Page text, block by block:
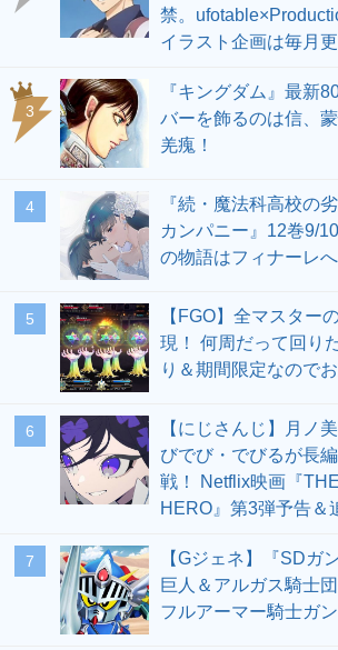
禁。
イラスト企画は毎月
3
『キングダム』最新
バーを飾るのは信、
羌瘣！
4
『続・魔法科高校の
カンパニー』12巻9/
の物語はフィナーレ
5
【FGO】全マスター
現！ 何周だって回り
り＆期間限定なので
6
【にじさんじ】月ノ
びでび・でびるが長
戦！ Netflix映画『
HERO』第3弾予告＆
7
【Gジェネ】『SDガ
巨人＆アルガス騎士
フルアーマー騎士ガ